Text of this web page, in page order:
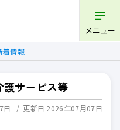
メニュー
着情報
サービス等
日 更新日 2026年07月07日